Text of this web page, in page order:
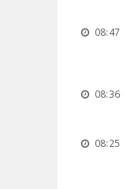
08:47
08:36
08:25